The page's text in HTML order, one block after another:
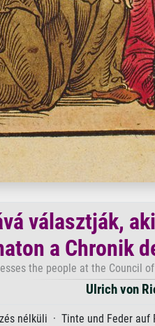
választják,
a Chronik
the people at the Council
Ulrich von
nélküli · Tinte und Feder